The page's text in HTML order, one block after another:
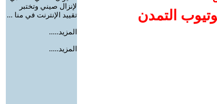
التمدن
لإنزال صيني وتختبر
تقييد الإنترنت في منا ...
المزيد.....
المزيد.....